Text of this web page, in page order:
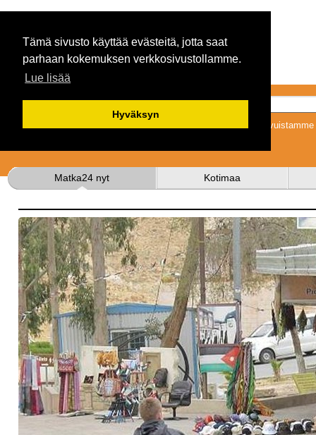
Tämä sivusto käyttää evästeitä, jotta saat
parhaan kokemuksen verkkosivustollamme.
Lue lisää
Hyväksyn
Tykkäämällä
Matka24 nyt Kotimaa